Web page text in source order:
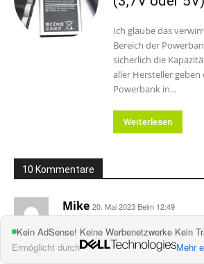
Ich glaube das
Bereich der
sicherlich die
aller Hersteller
Powerbank in...
Weiterlesen
10 Kommentare
Mike 20. Mai 2023 Beim 12:49
recht teuer.
Eine Powerbank ohne STROM,
Kein AdSense! Keine Werbenetzwerke Kein
Ermöglicht durch
Mehr